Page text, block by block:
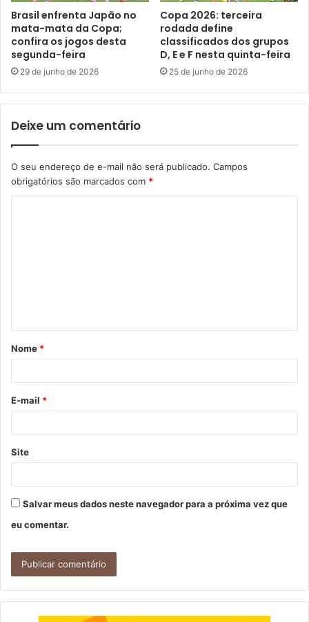
Brasil enfrenta Japão no
mata-mata da Copa;
confira os jogos desta
segunda-feira
29 de junho de 2026
Copa 2026: terceira
rodada define
classificados dos grupos
D, E e F nesta quinta-feira
25 de junho de 2026
Deixe um comentário
O seu endereço de e-mail não será publicado. Campos
obrigatórios são marcados com *
á
r
*
Nome *
E-mail *
Site
Salvar meus dados neste navegador para a próxima vez que
eu comentar.